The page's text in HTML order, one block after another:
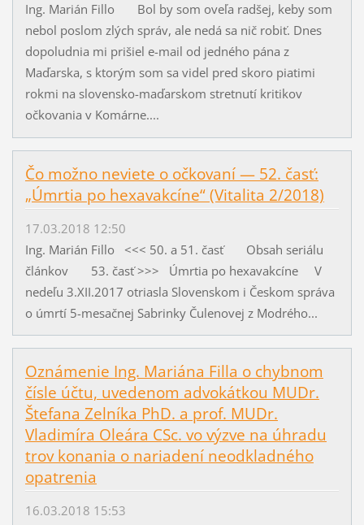
Ing. Marián Fillo Bol by som oveľa radšej, keby som
nebol poslom zlých správ, ale nedá sa nič robiť. Dnes
dopoludnia mi prišiel e-mail od jedného pána z
Maďarska, s ktorým som sa videl pred skoro piatimi
rokmi na slovensko-maďarskom stretnutí kritikov
očkovania v Komárne....
Čo možno neviete o očkovaní — 52. časť:
„Úmrtia po hexavakcíne“ (Vitalita 2/2018)
17.03.2018 12:50
Ing. Marián Fillo <<< 50. a 51. časť Obsah seriálu
článkov 53. časť >>> Úmrtia po hexavakcíne V
nedeľu 3.XII.2017 otriasla Slovenskom i Českom správa
o úmrtí 5-mesačnej Sabrinky Čule­novej z Modrého...
Oznámenie Ing. Mariána Filla o chybnom
čísle účtu, uvedenom advokátkou MUDr.
Štefana Zelníka PhD. a prof. MUDr.
Vladimíra Oleára CSc. vo výzve na úhradu
trov konania o nariadení neodkladného
opatrenia
16.03.2018 15:53